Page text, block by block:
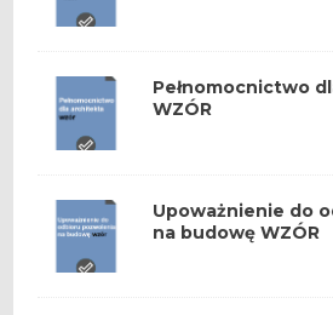
Pełnomocnictwo
WZÓR
Upoważnienie do
na budowę WZÓR